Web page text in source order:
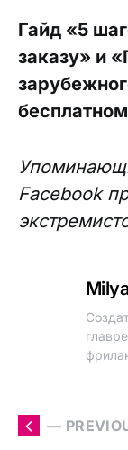
Гайд «5
заказу» и
Facebook
—